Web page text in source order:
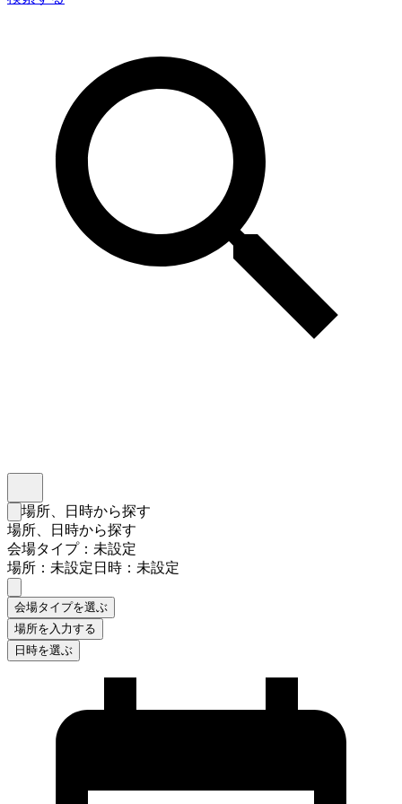
検索フォームを閉じる
場所、日時から探す
場所、日時から探す
会場タイプ：未設定
場所：未設定日時：未設定
会場タイプを選ぶ
場所を入力する
日時を選ぶ